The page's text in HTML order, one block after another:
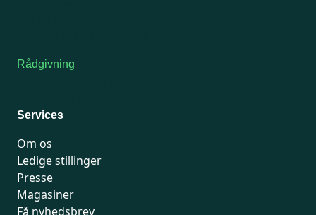
Rådgivning
Services
Om os
Ledige stillinger
Presse
Magasiner
Få nyhedsbrev